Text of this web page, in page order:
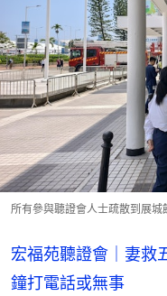
所有參與聽證會人士疏散到展城
宏福苑聽證會｜妻
鐘打電話或無事